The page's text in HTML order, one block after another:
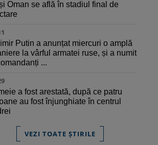
Oman se află în stadiul final de
Putin a anunțat miercuri o amplă
la vârful armatei ruse, și a numit
...
a fost arestată, după ce patru
au fost înjunghiate în centrul
VEZI TOATE ȘTIRILE